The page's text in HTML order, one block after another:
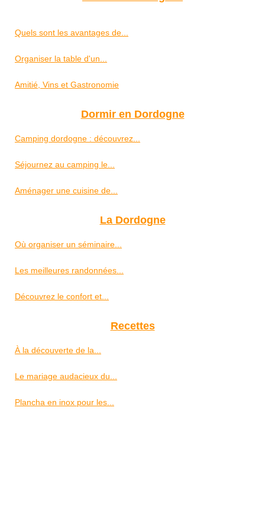
Quels sont les avantages de...
Organiser la table d'un...
Amitié, Vins et Gastronomie
Dormir en Dordogne
Camping dordogne : découvrez...
Séjournez au camping le...
Aménager une cuisine de...
La Dordogne
Où organiser un séminaire...
Les meilleures randonnées...
Découvrez le confort et...
Recettes
À la découverte de la...
Le mariage audacieux du...
Plancha en inox pour les...